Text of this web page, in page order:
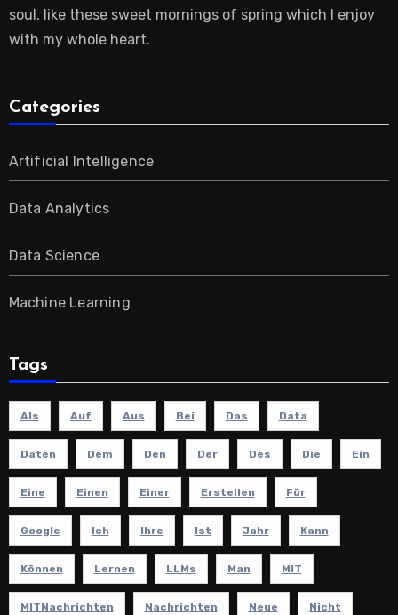
soul, like these sweet mornings of spring which I enjoy
with my whole heart.
Categories
Artificial Intelligence
Data Analytics
Data Science
Machine Learning
Tags
Als Auf Aus Bei Das Data
Daten Dem Den Der Des Die Ein
Eine Einen Einer Erstellen Für
Google Ich Ihre Ist Jahr Kann
Können Lernen LLMs Man MIT
MITNachrichten Nachrichten Neue Nicht